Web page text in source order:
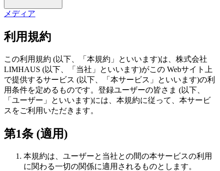
メディア
利用規約
この利用規約 (以下、「本規約」といいます)は、株式会社
LIMHAUS (以下、「当社」といいます)がこの Webサイト上
で提供するサービス (以下、「本サービス」といいます)の利
用条件を定めるものです。登録ユーザーの皆さま (以下、
「ユーザー」といいます)には、本規約に従って、本サービ
スをご利用いただきます。
第1条 (適用)
本規約は、ユーザーと当社との間の本サービスの利用
に関わる一切の関係に適用されるものとします。